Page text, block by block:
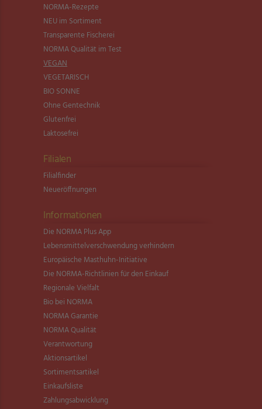
NORMA-Rezepte
NEU im Sortiment
Transparente Fischerei
NORMA Qualität im Test
VEGAN
VEGETARISCH
BIO SONNE
Ohne Gentechnik
Glutenfrei
Laktosefrei
Filialen
Filialfinder
Neueröffnungen
Informationen
Die NORMA Plus App
Lebensmittel­verschwendung verhindern
Europäische Masthuhn-Initiative
Die NORMA-Richtlinien für den Einkauf
Regionale Vielfalt
Bio bei NORMA
NORMA Garantie
NORMA Qualität
Verantwortung
Aktionsartikel
Sortimentsartikel
Einkaufsliste
Zahlungsabwicklung